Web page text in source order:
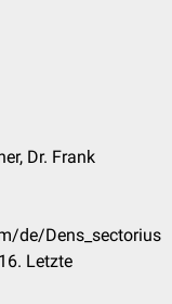
Dr. Frank
de/Dens_sectorius
Letzte